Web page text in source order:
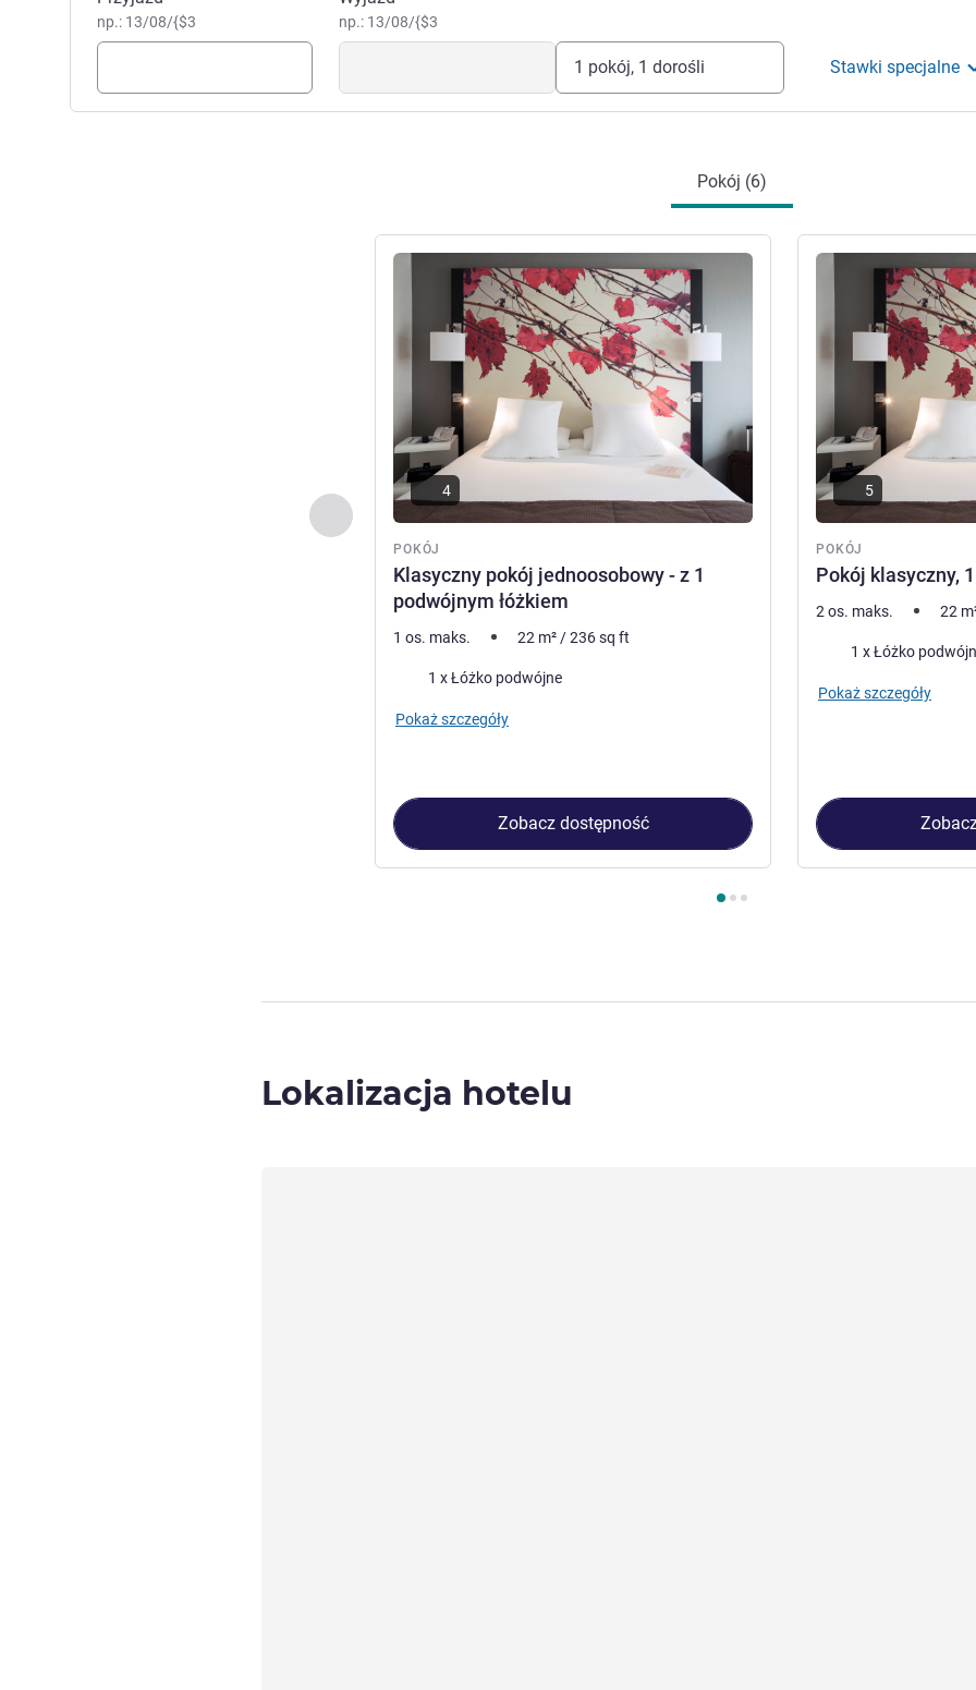
np.: 13/08/{$3 np.: 13/08/{$3
1 pokój, 1 dorośli Stawki specjalne
Pokój (6)
Poprzedni - Pokój
POKÓJ
Klasyczny pokój jednoosobowy - z 1
podwójnym łóżkiem
Pokaż szczegóły
4
1 os. maks. 22 m² /236sq ft
Pościel1 x Łóżko podwójne
Pokaż szczegóły
Zobacz dostępność
POKÓJ
Pokój klasyczny, 1
Pokaż szczegóły
5
2 os. maks. 22
Pościel1 x Łóżko
Pokaż szczegóły
Lokalizacja hotelu